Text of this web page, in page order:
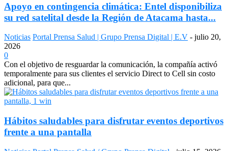
Apoyo en contingencia climática: Entel disponibiliza
su red satelital desde la Región de Atacama hasta...
Noticias Portal Prensa Salud | Grupo Prensa Digital | E.V - julio 20,
2026
0
Con el objetivo de resguardar la comunicación, la compañía activó
temporalmente para sus clientes el servicio Direct to Cell sin costo
adicional, para que...
Hábitos saludables para disfrutar eventos deportivos
frente a una pantalla